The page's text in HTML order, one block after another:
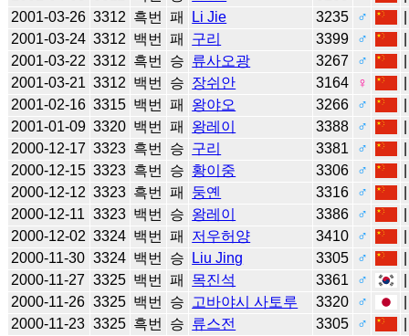
2001-03-26 3312 흑번 패 Li Jie 3235 ♂
2001-03-24 3312 백번 패 구리 3399 ♂
2001-03-22 3312 흑번 승 류사오광 3267 ♂
2001-03-21 3312 백번 승 장쉬안 3164 ♀
2001-02-16 3315 백번 패 왕야오 3266 ♂
2001-01-09 3320 백번 패 왕레이 3388 ♂
2000-12-17 3323 흑번 승 구리 3381 ♂
2000-12-15 3323 흑번 승 황이중 3306 ♂
2000-12-12 3323 흑번 패 둥옌 3316 ♂
2000-12-11 3323 백번 승 왕레이 3386 ♂
2000-12-02 3324 백번 패 저우허양 3410 ♂
2000-11-30 3324 백번 승 Liu Jing 3305 ♂
2000-11-27 3325 백번 패 목진석 3361 ♂
2000-11-26 3325 백번 승 고바야시 사토루 3320 ♂
2000-11-23 3325 흑번 승 류스전 3305 ♂